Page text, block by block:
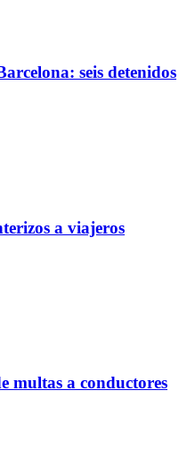
seis detenidos
a viajeros
multas a conductores